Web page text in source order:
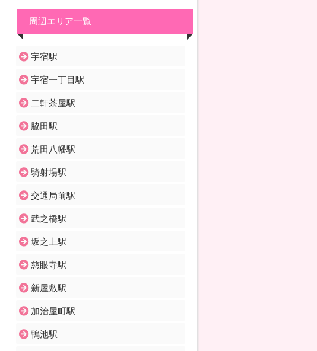
周辺エリア一覧
宇宿駅
宇宿一丁目駅
二軒茶屋駅
脇田駅
荒田八幡駅
騎射場駅
交通局前駅
武之橋駅
坂之上駅
慈眼寺駅
新屋敷駅
加治屋町駅
鴨池駅